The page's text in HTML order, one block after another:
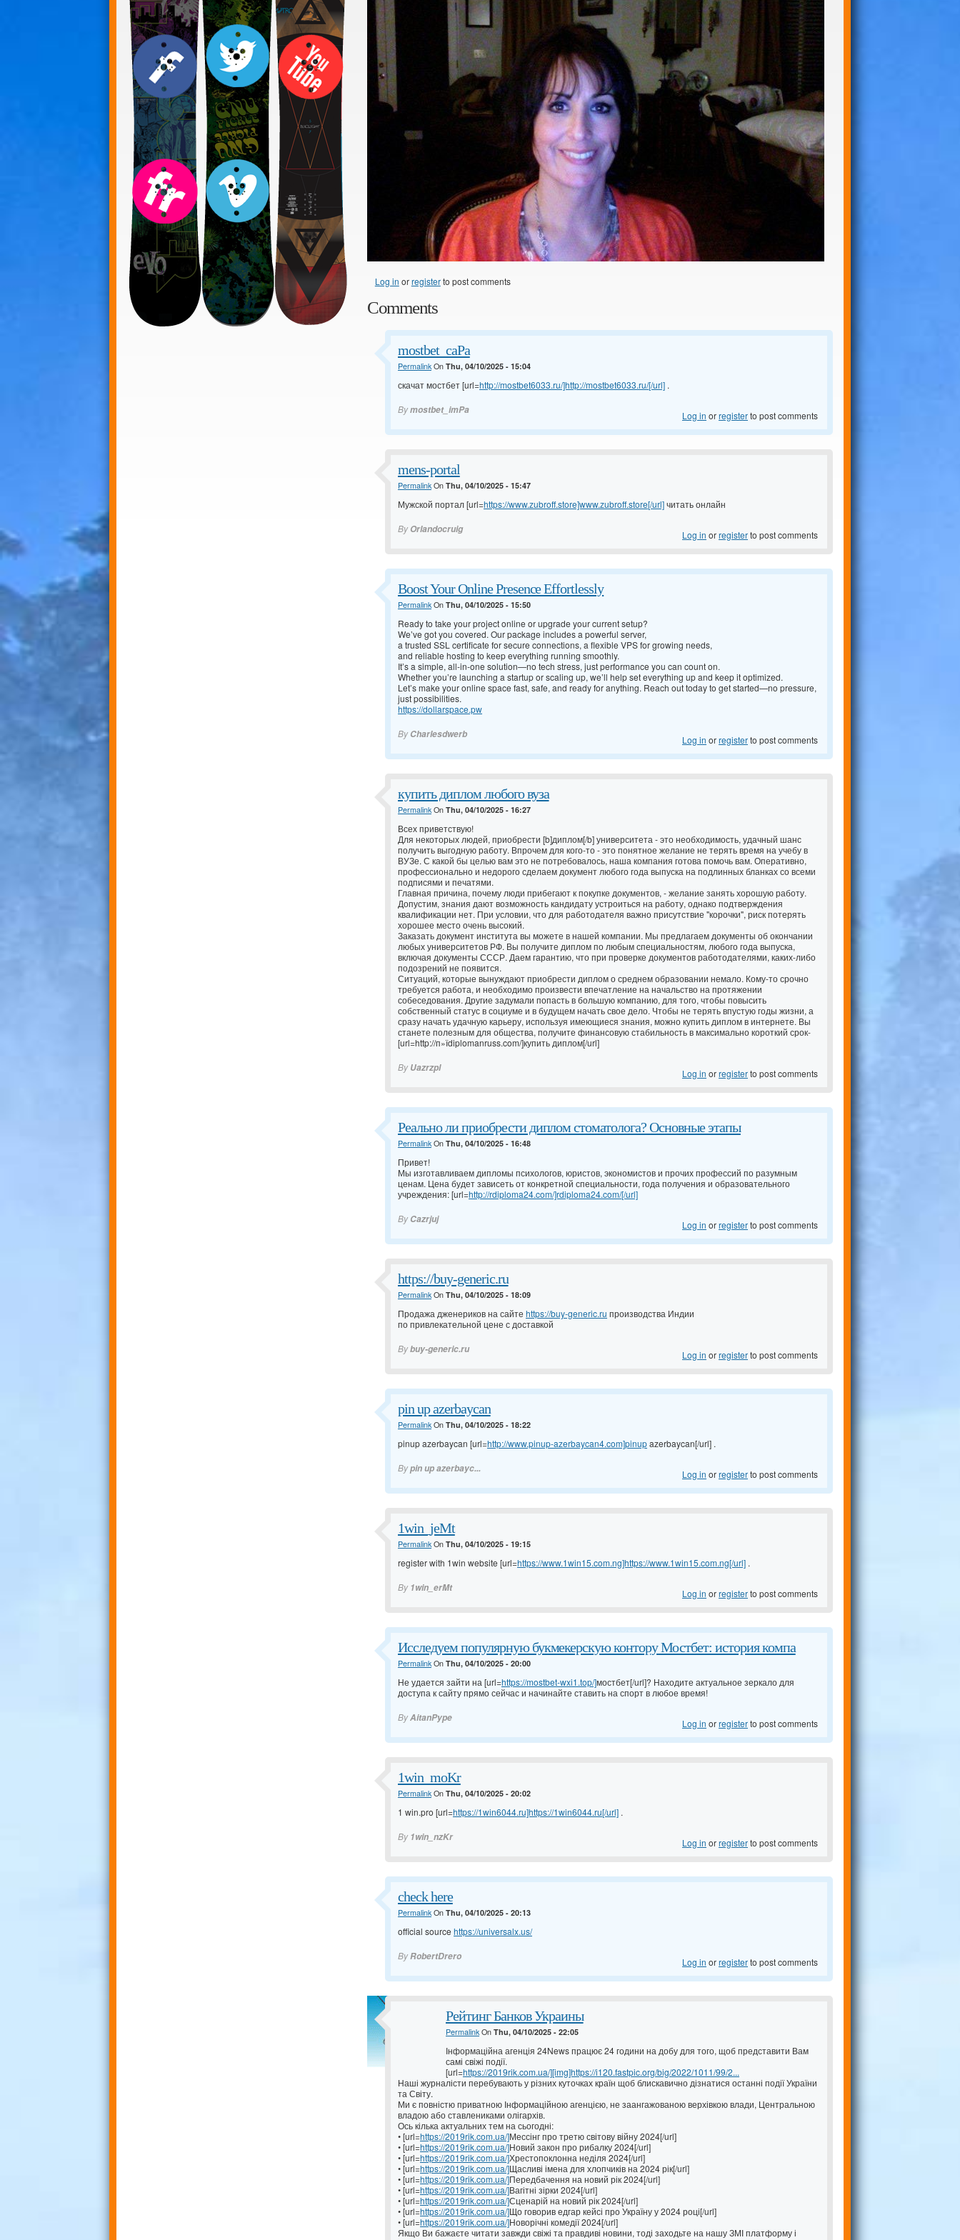
Log in orregisterto post comments
Comments
mostbet_caPa
PermalinkOn Thu, 04/10/2025 - 15:04
скачат мостбет [url=http://mostbet6033.ru/]http://mostbet6033.ru/[/url] .
Bymostbet_imPa Log in orregisterto post comments
mens-portal
PermalinkOn Thu, 04/10/2025 - 15:47
Мужской портал [url=https://www.zubroff.store]www.zubroff.store[/url]читать онлайн
By Orlandocruig Log in orregisterto post comments
Boost Your Online Presence Effortlessly
PermalinkOn Thu, 04/10/2025 - 15:50
Ready to take your project online or upgrade your current setup?
We’ve got you covered. Our package includes a powerful server,
a trusted SSL certificate for secure connections, a flexible VPS for growing needs,
and reliable hosting to keep everything running smoothly.
It’s a simple, all-in-one solution—no tech stress, just performance you can count on.
Whether you’re launching a startup or scaling up, we’ll help set everything up and keep it optimized.
Let’s make your online space fast, safe, and ready for anything. Reach out today to get started—no pressure,
just possibilities.
https://dollarspace.pw
By Charlesdwerb Log in orregisterto post comments
купить диплом любого вуза
PermalinkOn Thu, 04/10/2025 - 16:27
Всех приветствую!
Для некоторых людей, приобрести [b]диплом[/b] университета - это необходимость, удачный шанс
получить выгодную работу. Впрочем для кого-то - это понятное желание не терять время на учебу в
ВУЗе. С какой бы целью вам это не потребовалось, наша компания готова помочь вам. Оперативно,
профессионально и недорого сделаем документ любого года выпуска на подлинных бланках со всеми
подписями и печатями.
Главная причина, почему люди прибегают к покупке документов, - желание занять хорошую работу.
Допустим, знания дают возможность кандидату устроиться на работу, однако подтверждения
квалификации нет. При условии, что для работодателя важно присутствие "корочки", риск потерять
хорошее место очень высокий.
Заказать документ института вы можете в нашей компании. Мы предлагаем документы об окончании
любых университетов РФ. Вы получите диплом по любым специальностям, любого года выпуска,
включая документы СССР. Даем гарантию, что при проверке документов работодателями, каких-либо
подозрений не появится.
Ситуаций, которые вынуждают приобрести диплом о среднем образовании немало. Кому-то срочно
требуется работа, и необходимо произвести впечатление на начальство на протяжении
собеседования. Другие задумали попасть в большую компанию, для того, чтобы повысить
собственный статус в социуме и в будущем начать свое дело. Чтобы не терять впустую годы жизни, а
сразу начать удачную карьеру, используя имеющиеся знания, можно купить диплом в интернете. Вы
станете полезным для общества, получите финансовую стабильность в максимально короткий срок-
[url=http://п»їdiplomanruss.com/]купить диплом[/url]
By Uazrzpl Log in orregisterto post comments
Реально ли приобрести диплом стоматолога? Основные этапы
PermalinkOn Thu, 04/10/2025 - 16:48
Привет!
Мы изготавливаем дипломы психологов, юристов, экономистов и прочих профессий по разумным
ценам. Цена будет зависеть от конкретной специальности, года получения и образовательного
учреждения: [url=http://rdiploma24.com/]rdiploma24.com/[/url]
By Cazrjuj Log in orregisterto post comments
https://buy-generic.ru
PermalinkOn Thu, 04/10/2025 - 18:09
Продажа дженериков на сайте https://buy-generic.ru производства Индии
по привлекательной цене с доставкой
Bybuy-generic.ru Log in orregisterto post comments
pin up azerbaycan
PermalinkOn Thu, 04/10/2025 - 18:22
pinup azerbaycan [url=http://www.pinup-azerbaycan4.com]pinupazerbaycan[/url] .
Bypin up azerbayc... Log in orregisterto post comments
1win_jeMt
PermalinkOn Thu, 04/10/2025 - 19:15
register with 1win website [url=https://www.1win15.com.ng]https://www.1win15.com.ng[/url] .
By 1win_erMt Log in orregisterto post comments
Исследуем популярную букмекерскую контору Мостбет: история компа
PermalinkOn Thu, 04/10/2025 - 20:00
Не удается зайти на [url=https://mostbet-wxi1.top/]мостбет[/url]? Находите актуальное зеркало для
доступа к сайту прямо сейчас и начинайте ставить на спорт в любое время!
ByAitanPype Log in orregisterto post comments
1win_moKr
PermalinkOn Thu, 04/10/2025 - 20:02
1 win.pro [url=https://1win6044.ru]https://1win6044.ru[/url] .
By 1win_nzKr Log in orregisterto post comments
check here
PermalinkOn Thu, 04/10/2025 - 20:13
official source https://universalx.us/
ByRobertDrero Log in orregisterto post comments
Рейтинг Банков Украины
PermalinkOn Thu, 04/10/2025 - 22:05
Інформаційна агенція 24News працює 24 години на добу для того, щоб представити Вам
самі свіжі події.
[url=https://2019rik.com.ua/][img]https://i120.fastpic.org/big/2022/1011/99/2...
Наші журналісти перебувають у різних куточках країн щоб блискавично дізнатися останні події України
та Світу.
Ми є повністю приватною Інформаційною агенцією, не заангажованою верхівкою влади, Центральною
владою або ставлениками олігархів.
Ось кілька актуальних тем на сьогодні:
• [url=https://2019rik.com.ua/]Мессінг про третю світову війну 2024[/url]
• [url=https://2019rik.com.ua/]Новий закон про рибалку 2024[/url]
• [url=https://2019rik.com.ua/]Хрестопоклонна неділя 2024[/url]
• [url=https://2019rik.com.ua/]Щасливі імена для хлопчиків на 2024 рік[/url]
• [url=https://2019rik.com.ua/]Передбачення на новий рік 2024[/url]
• [url=https://2019rik.com.ua/]Вагітні зірки 2024[/url]
• [url=https://2019rik.com.ua/]Сценарій на новий рік 2024[/url]
• [url=https://2019rik.com.ua/]Що говорив едгар кейсі про Україну у 2024 році[/url]
• [url=https://2019rik.com.ua/]Новорічні комедії 2024[/url]
Якщо Ви бажаєте читати завжди свіжі та правдиві новини, тоді заходьте на нашу ЗМІ платформу і